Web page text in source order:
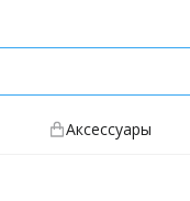
Аксессуары